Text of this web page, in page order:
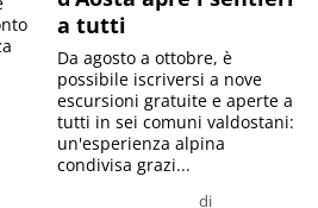
a tutti
di
Da agosto a ottobre, è
possibile iscriversi a nove
escursioni gratuite e aperte a
tutti in sei comuni valdostani:
un'esperienza alpina
condivisa grazi...